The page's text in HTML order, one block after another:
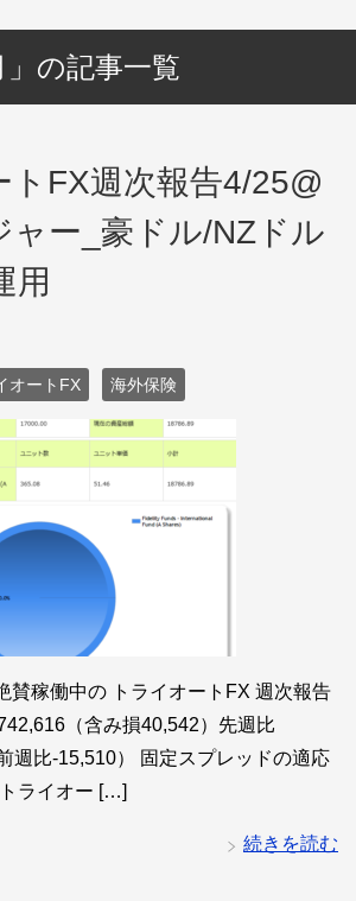
」の記事一覧
トFX週次報告4/25@
ャー_豪ドル/NZドル
用
オートFX 海外保険
賛稼働中の トライオートFX 週次報告
（含み損40,542）先週比
週比-15,510） 固定スプレッドの適応
ライオー […]
続きを読む